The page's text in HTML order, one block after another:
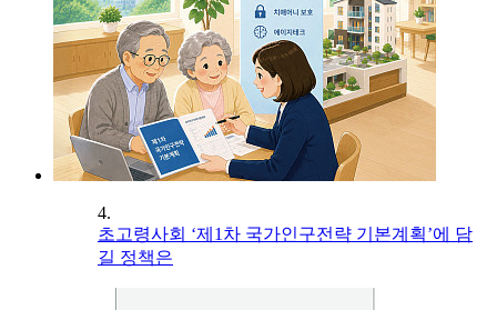
4.
초고령사회 ‘제1차 국가인구전략 기본계획’에 담
길 정책은